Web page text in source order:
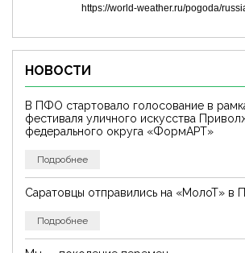
https://world-weather.ru/pogoda/
НОВОСТИ
В ПФО стартовало голосование в
фестиваля уличного искусства
федерального округа «ФормАРТ»
Подробнее
Саратовцы отправились на «МолоТ» в
Подробнее